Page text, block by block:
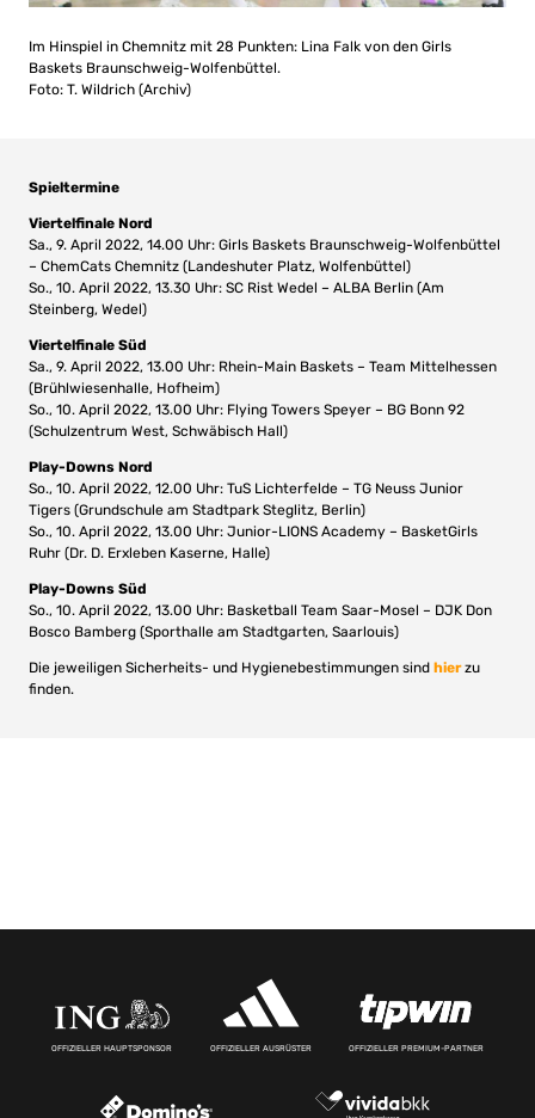
Im Hinspiel in Chemnitz mit 28 Punkten: Lina Falk von den Girls
Baskets Braunschweig-Wolfenbüttel.
Foto: T. Wildrich (Archiv)
Spieltermine
Viertelfinale Nord
Sa., 9. April 2022, 14.00 Uhr: Girls Baskets Braunschweig-Wolfenbüttel
– ChemCats Chemnitz (Landeshuter Platz, Wolfenbüttel)
So., 10. April 2022, 13.30 Uhr: SC Rist Wedel – ALBA Berlin (Am
Steinberg, Wedel)
Viertelfinale Süd
Sa., 9. April 2022, 13.00 Uhr: Rhein-Main Baskets – Team Mittelhessen
(Brühlwiesenhalle, Hofheim)
So., 10. April 2022, 13.00 Uhr: Flying Towers Speyer – BG Bonn 92
(Schulzentrum West, Schwäbisch Hall)
Play-Downs Nord
So., 10. April 2022, 12.00 Uhr: TuS Lichterfelde – TG Neuss Junior
Tigers (Grundschule am Stadtpark Steglitz, Berlin)
So., 10. April 2022, 13.00 Uhr: Junior-LIONS Academy – BasketGirls
Ruhr (Dr. D. Erxleben Kaserne, Halle)
Play-Downs Süd
So., 10. April 2022, 13.00 Uhr: Basketball Team Saar-Mosel – DJK Don
Bosco Bamberg (Sporthalle am Stadtgarten, Saarlouis)
Die jeweiligen Sicherheits- und Hygienebestimmungen sind hierzu
finden.
OFFIZIELLER HAUPTSPONSOR OFFIZIELLER AUSRÜSTER OFFIZIELLER PREMIUM-PARTNER